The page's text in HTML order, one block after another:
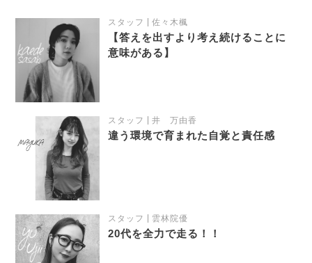
スタッフ 佐々木楓
【答えを出すより考え続けることに
意味がある】
スタッフ 井 万由香
違う環境で育まれた自覚と責任感
スタッフ 雲林院優
20代を全力で走る！！